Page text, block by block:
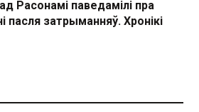
Расонамі паведамілі пра
пасля затрыманняў. Хронікі